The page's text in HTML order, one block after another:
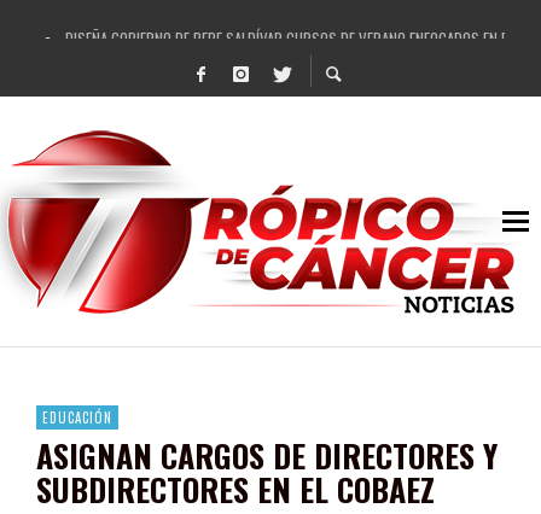
DISEÑA GOBIERNO DE PEPE SALDÍVAR CURSOS DE VERANO ENFOCADOS EN
REFRENDAN LOS 28 DELEGADOS Y 14 COMISARIADOS DE GUADALUPE APOYO A
FORTALECE GOBIERNO DE PEPE SALDÍVAR LA EDUCACIÓN EN LA ZACATECANA
GOBIERNO DE PEPE SALDÍVAR Y GRUPO FEMSA GENERAN MÁS DE 3 MIL EMPLEOS
CUARTA FERIA EXPO AGROPECUARIA TRAJO BENEFICIO DIRECTO A GUADALUPE:
RECONOCE PEPE SALDÍVAR A ARTISTA ZACATECANA VICTORIA HERNÁNDEZ
EGRESA GOBIERNO DE PEPE SALDÍVAR A 500 NUEVAS EMPRESARIAS
SON MUJERES GUADALUPENSES PRINCIPALES BENEFICIADAS DEL PROGRAMA
EDUCACIÓN
ASIGNAN CARGOS DE DIRECTORES Y
SUBDIRECTORES EN EL COBAEZ